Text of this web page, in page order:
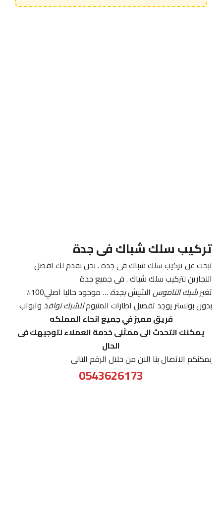
تركيب سلك شباك فى جدة
تبحث عن تركيب سلك شباك فى جدة . نحن نقدم لك افضل
النجارين لتركيب سلك شباك . فى جميع جدة
تغيرشبك الناموس الشيشبجدة
… موجود حاليا اصلي100٪
بدون بولستر يوجد تفصيل اطارات المنيومللشبك نوافذوابواب
فريق مميز في جميع انحاء المملكه
يمكنك التحدث الى ممثلى خدمة العملاء لتوجيهك فى
الحال
يمكنكم الاتصال بنا الان من خلال الرقم التالى
0543626173